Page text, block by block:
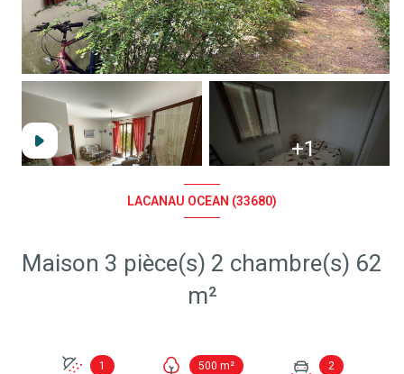
+1
LACANAU OCEAN (33680)
Maison 3 pièce(s) 2 chambre(s) 62
m²
1 500 m² 2